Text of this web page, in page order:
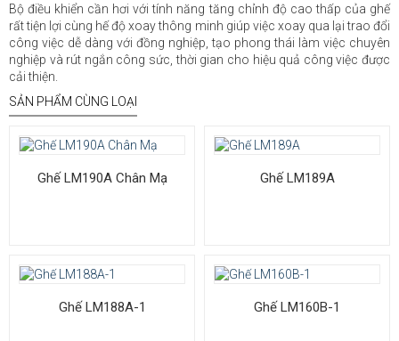
Bộ điều khiển cần hơi với tính năng tăng chỉnh độ cao thấp của ghế
rất tiện lợi cùng hế độ xoay thông minh giúp việc xoay qua lại trao đổi
công việc dễ dàng với đồng nghiệp, tạo phong thái làm việc chuyên
nghiệp và rút ngắn công sức, thời gian cho hiệu quả công việc được
cải thiện.
SẢN PHẨM CÙNG LOẠI
Ghế LM190A Chân Mạ Ghế LM189A
Ghế LM188A-1 Ghế LM160B-1